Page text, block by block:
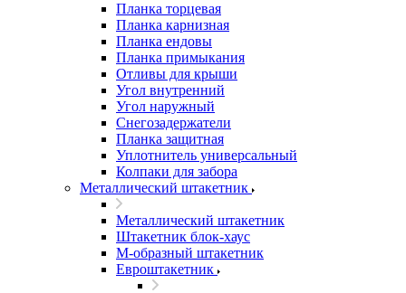
Планка торцевая
Планка карнизная
Планка ендовы
Планка примыкания
Отливы для крыши
Угол внутренний
Угол наружный
Снегозадержатели
Планка защитная
Уплотнитель универсальный
Колпаки для забора
Металлический штакетник
Металлический штакетник
Штакетник блок-хаус
М-образный штакетник
Евроштакетник